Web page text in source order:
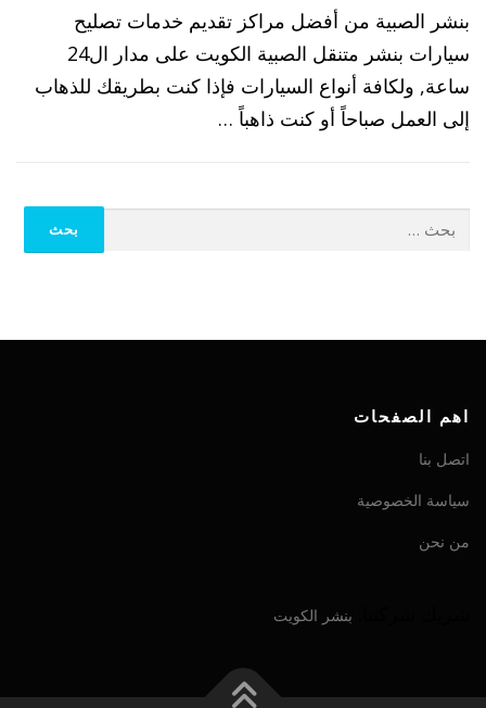
بنشر الصبية من أفضل مراكز تقديم خدمات تصليح
سيارات بنشر متنقل الصبية الكويت على مدار ال24
ساعة, ولكافة أنواع السيارات فإذا كنت بطريقك للذهاب
إلى العمل صباحاً أو كنت ذاهباً …
اهم الصفحات
اتصل بنا
سياسة الخصوصية
من نحن
بنشر الكويت